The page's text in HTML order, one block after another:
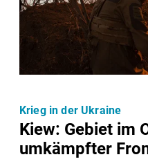
Kiew: Gebiet im
umkämpfter
Krieg in der Ukraine